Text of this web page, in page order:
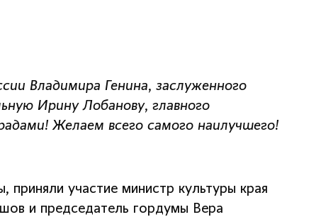
Владимира Генина, заслуженного
Ирину Лобанову, главного
Желаем всего самого наилучшего!
участие министр культуры края
и председатель гордумы Вера